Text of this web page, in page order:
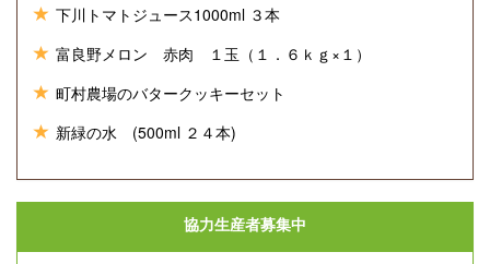
下川トマトジュース1000ml ３本
富良野メロン 赤肉 １玉（１．６ｋｇ×１）
町村農場のバタークッキーセット
新緑の水 (500ml ２４本)
協力生産者募集中